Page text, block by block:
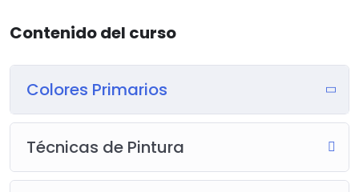
Contenido del curso
Colores Primarios
Técnicas de Pintura